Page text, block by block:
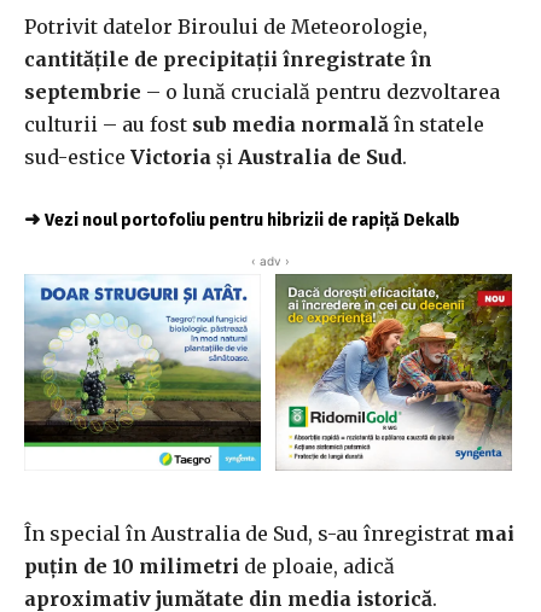
Potrivit datelor Biroului de Meteorologie,
cantitățile de precipitații înregistrate în
septembrie – o lună crucială pentru dezvoltarea
culturii – au fost sub media normală în statele
sud-estice Victoria și Australia de Sud.
➜ Vezi noul portofoliu pentru hibrizii de rapiță Dekalb
‹ adv ›
În special în Australia de Sud, s-au înregistrat mai
puțin de 10 milimetri de ploaie, adică
aproximativ jumătate din media istorică.